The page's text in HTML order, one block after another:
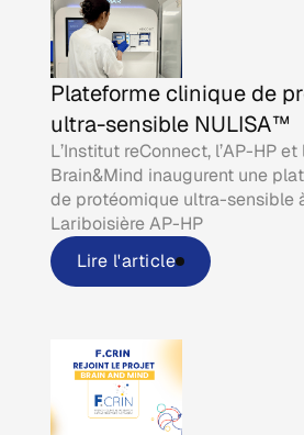
Plateforme clinique de
ultra-sensible NULISA™
L’Institut reConnect, l’AP-HP
Brain&Mind inaugurent une
de protéomique ultra-sensible
Lariboisière AP-HP
Lire l'article